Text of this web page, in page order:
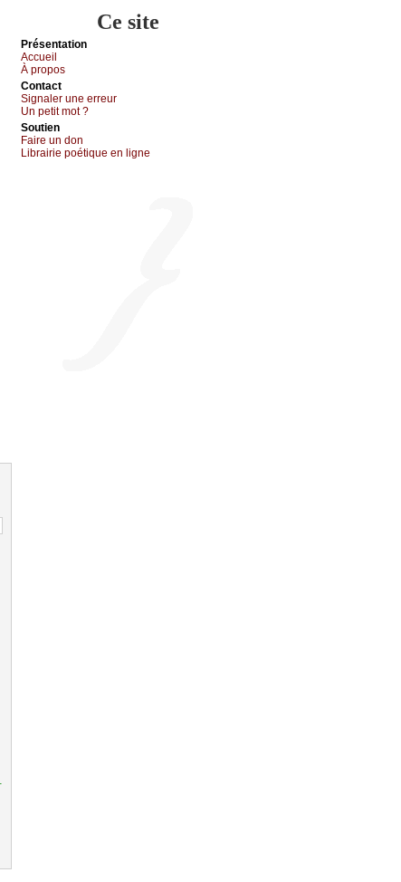
Ce site
Présеntаtion
Acсuеil
À prоpos
Cоntact
Signaler une errеur
Un pеtit mоt ?
Sоutien
Fаirе un dоn
Librairiе pоétique en lignе